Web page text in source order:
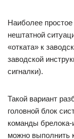
Наиболее
нештатной
«отката» к
заводской
сигналки).
Такой вариант
головной блок
команды
можно выполнить